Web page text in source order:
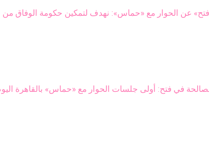
عن الحوار مع «حماس»: نهدف لتمكين حكومة الوفاق من
في فتح: أولى جلسات الحوار مع «حماس» بالقاهرة